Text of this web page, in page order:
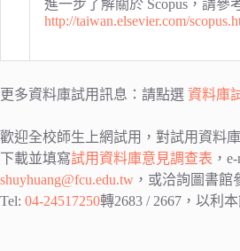
進一步了解關於 Scopus，請參
http://taiwan.elsevier.com/
更多資料庫試用訊息：請點選 資料庫
歡迎全校師生上網試用，對試用資料
下載並填寫試用資料庫意見調查表 ，
shuyhuang@fcu.edu.tw ，或洽詢圖書館
Tel: 04-24517250轉2683 / 2667，以利